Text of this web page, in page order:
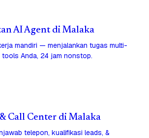
AI Agent di Malaka
mandiri — menjalankan tugas multi-
tools Anda, 24 jam nonstop.
& Call Center di Malaka
telepon, kualifikasi leads, &